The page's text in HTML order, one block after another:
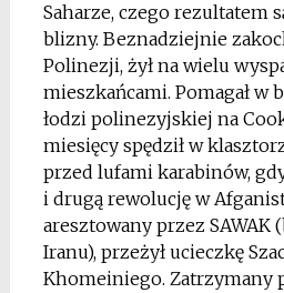
Saharze, czego rezultatem
blizny. Beznadziejnie
Polinezji, żył na wielu
mieszkańcami. Pomagał w
łodzi polinezyjskiej na
miesięcy spędził w
przed lufami karabinów,
i drugą rewolucję w
aresztowany przez SAWAK
Iranu), przeżył ucieczkę
Khomeiniego. Zatrzymany